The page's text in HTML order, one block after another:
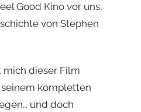
Good Kino vor uns,
von Stephen
mich dieser Film
seinem kompletten
und doch